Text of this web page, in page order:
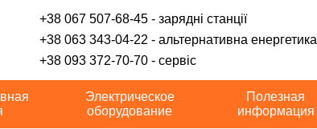
+38 067 507-68-45 - зарядні станції
+38 063 343-04-22 - альтернативна енергетика
+38 093 372-70-70 - сервіс
Электрическое
оборудование
Полезная
информация